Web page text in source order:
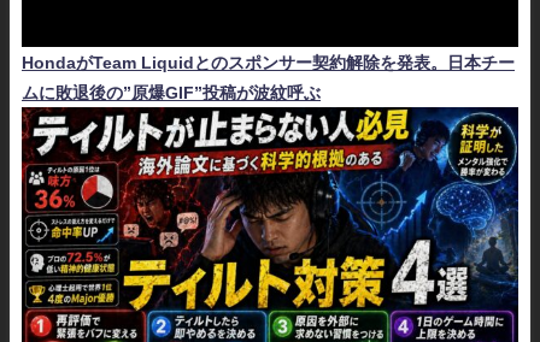
HondaがTeam Liquidとのスポンサー契約解除を発表。日本チー
ムに敗退後の”原爆GIF”投稿が波紋呼ぶ